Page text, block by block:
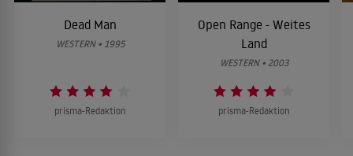
Dead Man
WESTERN • 1995
prisma-Redaktion
Open Range - Weites
Land
WESTERN • 2003
prisma-Redaktion